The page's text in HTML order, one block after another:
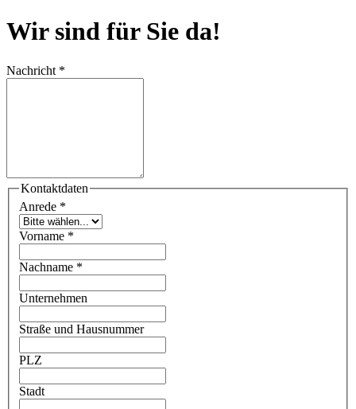
Wir sind für Sie da!
Nachricht *
Kontaktdaten
Anrede *
Vorname *
Nachname *
Unternehmen
Straße und Hausnummer
PLZ
Stadt